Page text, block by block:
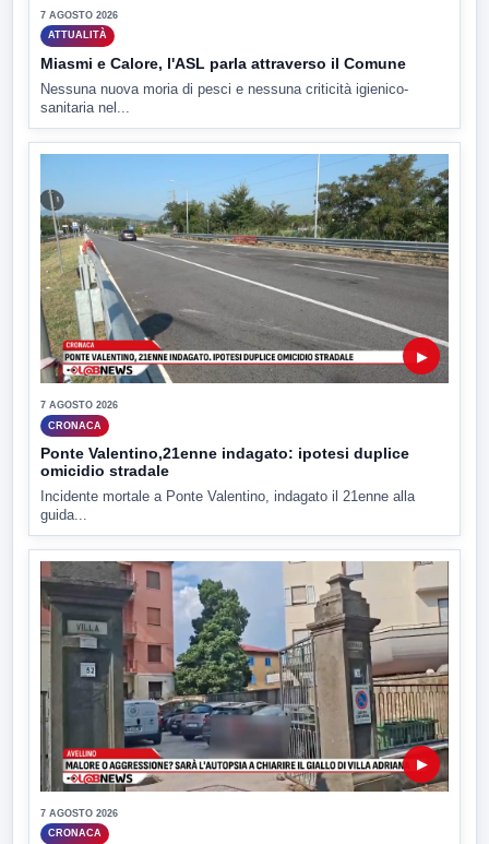
7 AGOSTO 2026
ATTUALITÀ
Miasmi e Calore, l'ASL parla attraverso il Comune
Nessuna nuova moria di pesci e nessuna criticità igienico-
sanitaria nel...
▶
7 AGOSTO 2026
CRONACA
Ponte Valentino,21enne indagato: ipotesi duplice
omicidio stradale
Incidente mortale a Ponte Valentino, indagato il 21enne alla
guida...
▶
7 AGOSTO 2026
CRONACA